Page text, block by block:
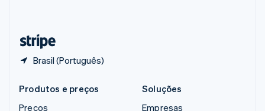
Brasil (Português)
Produtos e preços
Preços
Soluções
Empresas